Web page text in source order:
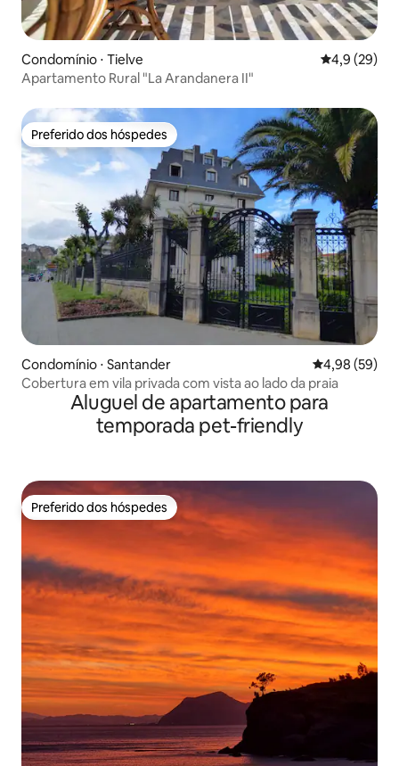
Condomínio ⋅ Tielve 4,9 de uma
4,9 (29)
Apartamento Rural "La Arandanera II"
Preferido dos hóspedes
Preferido dos hóspedes
Condomínio ⋅ Santander 4,98 de uma
4,98 (59)
Cobertura em vila privada com vista ao lado da praia
Aluguel de apartamento para
temporada pet-friendly
Preferido dos hóspedes
Preferido dos hóspedes